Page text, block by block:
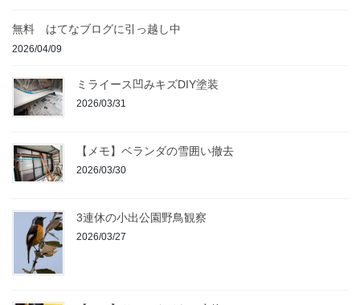
送
り
無料 はてなブログに引っ越し中
2026/04/09
ミライース凹みキズDIY塗装
2026/03/31
【メモ】ベランダの雪囲い撤去
2026/03/30
3連休の小出公園野鳥観察
2026/03/27